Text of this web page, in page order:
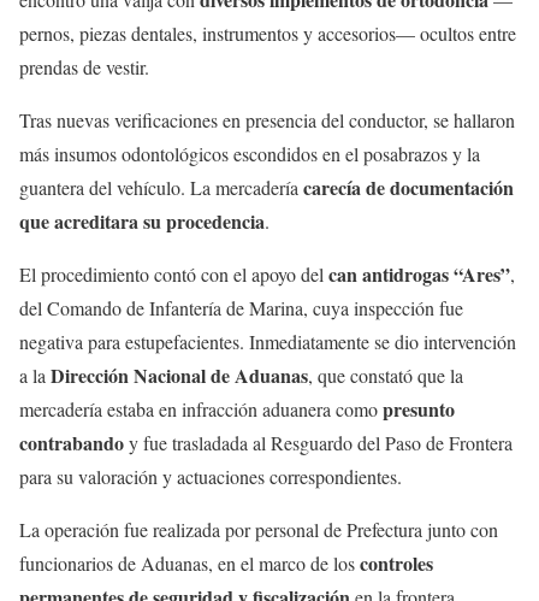
pernos, piezas dentales, instrumentos y accesorios— ocultos entre
prendas de vestir.
Tras nuevas verificaciones en presencia del conductor, se hallaron
más insumos odontológicos escondidos en el posabrazos y la
guantera del vehículo. La mercadería carecía de documentación
que acreditara su procedencia.
El procedimiento contó con el apoyo del can antidrogas “Ares”,
del Comando de Infantería de Marina, cuya inspección fue
negativa para estupefacientes. Inmediatamente se dio intervención
a la Dirección Nacional de Aduanas, que constató que la
mercadería estaba en infracción aduanera comopresunto
contrabandoy fue trasladada al Resguardo del Paso de Frontera
para su valoración y actuaciones correspondientes.
La operación fue realizada por personal de Prefectura junto con
funcionarios de Aduanas, en el marco de loscontroles